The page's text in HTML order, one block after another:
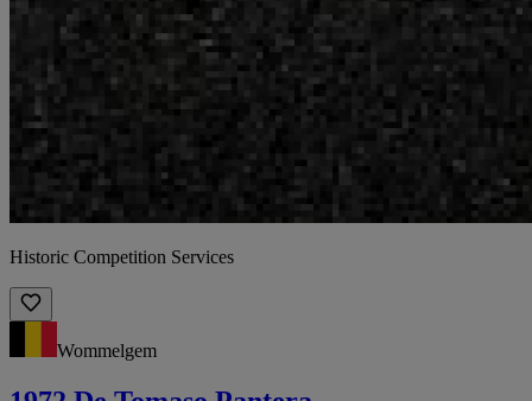
Historic Competition Services
Wommelgem